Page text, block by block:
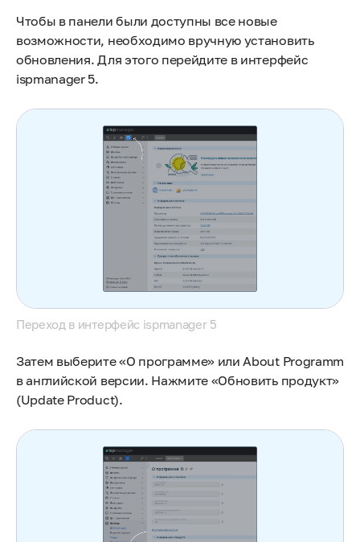
Чтобы в панели были доступны все новые
возможности, необходимо вручную установить
обновления. Для этого перейдите в интерфейс
ispmanager 5.
Переход в интерфейс ispmanager 5
Затем выберите «О программе» или About Programm
в английской версии. Нажмите «Обновить продукт»
(Update Product).